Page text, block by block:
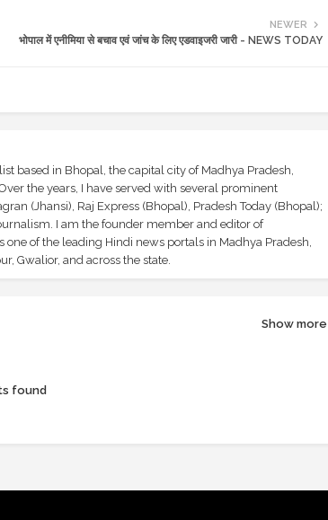
NEWER
भोपाल में एनीमिया से बचाव एवं जांच के लिए एडवाइजरी जारी - NEWS TODAY
based in Bhopal, the capital city of Madhya Pradesh,
the years, I have served with several prominent
(Jhansi), Raj Express (Bhopal), Pradesh Today (Bhopal);
I am the founder member and editor of
of the leading Hindi news portals in Madhya Pradesh,
Gwalior, and across the state.
Show more
found